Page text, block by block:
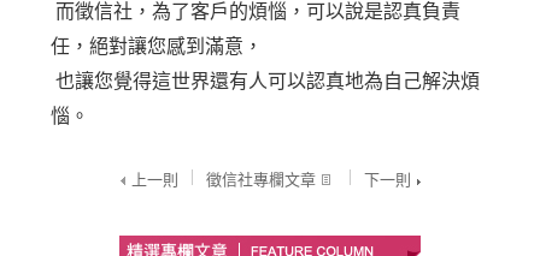
而徵信社，為了客戶的煩惱，可以說是認真負責
任，絕對讓您感到滿意，
也讓您覺得這世界還有人可以認真地為自己解決煩
惱。
上一則 徵信社專欄文章 下一則